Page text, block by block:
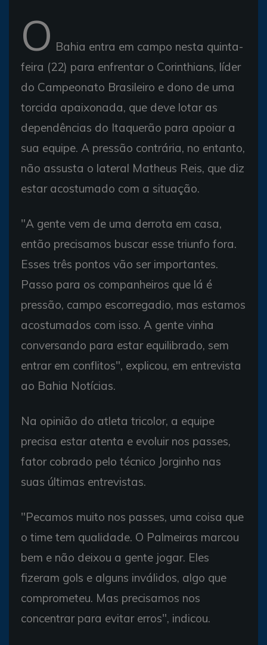
O Bahia entra em campo nesta quinta-
feira (22) para enfrentar o Corinthians, líder
do Campeonato Brasileiro e dono de uma
torcida apaixonada, que deve lotar as
dependências do Itaquerão para apoiar a
sua equipe. A pressão contrária, no entanto,
não assusta o lateral Matheus Reis, que diz
estar acostumado com a situação.
"A gente vem de uma derrota em casa,
então precisamos buscar esse triunfo fora.
Esses três pontos vão ser importantes.
Passo para os companheiros que lá é
pressão, campo escorregadio, mas estamos
acostumados com isso. A gente vinha
conversando para estar equilibrado, sem
entrar em conflitos", explicou, em entrevista
ao Bahia Notícias.
Na opinião do atleta tricolor, a equipe
precisa estar atenta e evoluir nos passes,
fator cobrado pelo técnico Jorginho nas
suas últimas entrevistas.
"Pecamos muito nos passes, uma coisa que
o time tem qualidade. O Palmeiras marcou
bem e não deixou a gente jogar. Eles
fizeram gols e alguns inválidos, algo que
comprometeu. Mas precisamos nos
concentrar para evitar erros", indicou.